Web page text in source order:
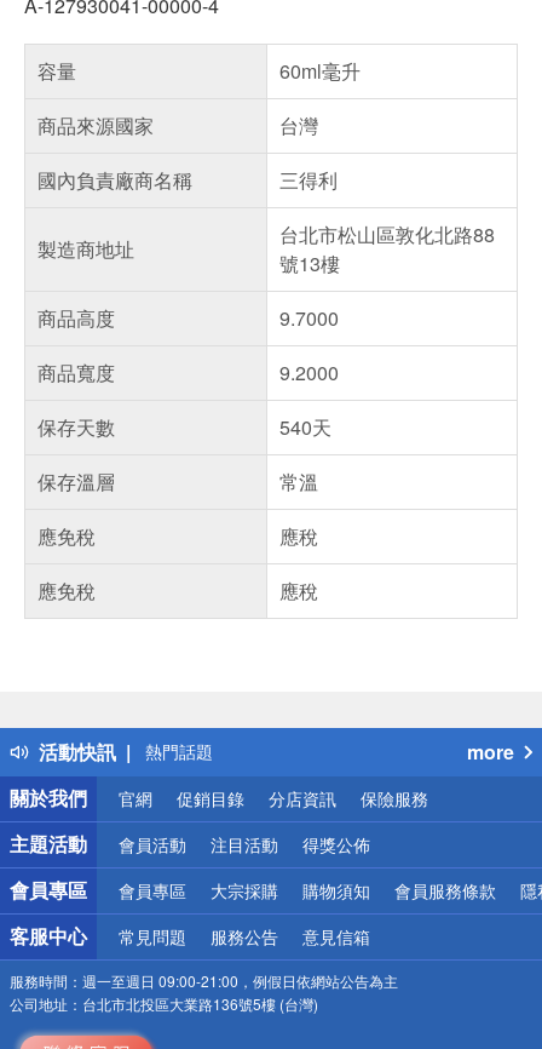
容量
60ml毫升
商品來源國家
台灣
國內負責廠商名稱
三得利
製造商地址
台北市松山區敦化北路88
號13樓
商品高度
9.7000
商品寬度
9.2000
保存天數
540天
保存溫層
常溫
應免稅
應稅
應免稅
應稅
活動快訊
得獎公告
熱門話題
銀行優惠
偏遠地區配送
詐騙網頁！請小心！
more
關於我們
官網 促銷目錄 分店資訊 保險服務
主題活動 會員活動 注目活動 得獎公佈
會員專區 會員專區 大宗採購 購物須知 會員服務條款 隱
客服中心 常見問題 服務公告 意見信箱
服務時間： 週一至週日 09:00-21:00，例假日依網站公告為主
公司地址： 台北市北投區大業路136號5樓 (台灣)